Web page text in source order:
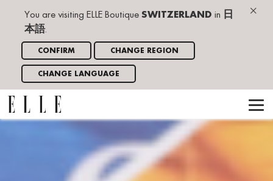
×
You are visiting ELLE Boutique SWITZERLAND in 日
本語.
CONFIRM CHANGE REGION
CHANGE LANGUAGE